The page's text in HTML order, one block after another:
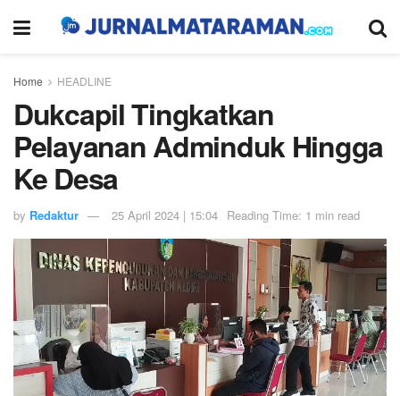
Home HEADLINE
Dukcapil Tingkatkan
Pelayanan Adminduk Hingga
Ke Desa
by Redaktur 25 April 2024 | 15:04 Reading Time: 1 min read